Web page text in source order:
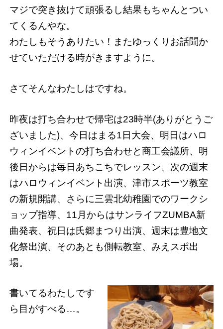
マジで突き抜けて頑張るし結果もちゃんとつい
てくるんやな。
わたしもそうありたい！またゆっくりお話聞か
せていただける時がきますように。
さてそんなわたしはですね。
昨夜は打ち合わせで帰宅は23時半(ありがとうご
ざいました)、今日はまる1日大会、明日はハロ
ウィンイベントの打ち合わせと商工会議所、明
後日からは毎日あちこちでレッスン、次の週末
はハロウィンイベント出演、津市スポーツ教室
の新規開講、さらに三雲北幼稚園でのワークシ
ョップ指導、11月からはサンライフZUMBA新
曲発表、祝日は氏郷まつり出演、週末は豊地文
化祭出演、そのあとも側転教室、みえスポ出
場。
書いてるわたしです
ら目がすべる…。